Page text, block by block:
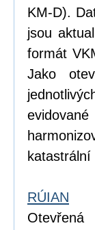
KM-D).
jsou
formát
Jako
RÚIAN